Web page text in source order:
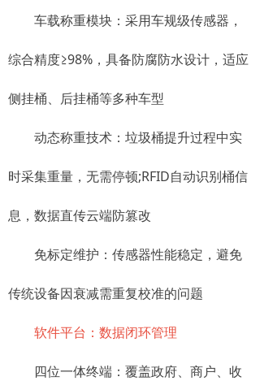
​​车载称重模块​​：采用车规级传感器，
综合精度≥98%，具备防腐防水设计，适应
侧挂桶、后挂桶等多种车型
​​动态称重技术​​：垃圾桶提升过程中实
时采集重量，无需停顿;RFID自动识别桶信
息，数据直传云端防篡改
​​免标定维护​​：传感器性能稳定，避免
传统设备因衰减需重复校准的问题
​​软件平台：数据闭环管理​​
​​四位一体终端​​：覆盖政府、商户、收